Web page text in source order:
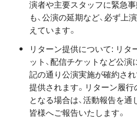
演者や主要スタッフに緊急
も、公演の延期など、必ず上
えています。
リターン提供について: リタ
ット、配信チケットなど公演
記の通り公演実施が確約され
提供されます。リターン履
となる場合は、活動報告を
皆様へご報告いたします。